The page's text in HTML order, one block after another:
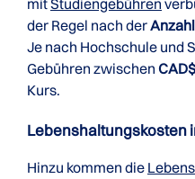
mitStudiengebühren
der Regel nach der
Je nach Hochschule und
Gebühren zwischen
Kurs.
Lebenshaltungskosten
Hinzu kommen die